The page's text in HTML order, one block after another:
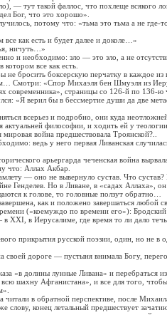
тут такой фаллос, что похлеще всякого
Бог, что это хорошо».
потому что: «тьма это тьма а не где-
как есть и будет далее и доколе…»
ничуть…»
и необходимо: зло — это зло, а не
все как есть.
бросить боксерскую перчатку в каждое из
Смотри: «Спор Михаэля бен Шмуэля из
страницы со 126-й по 136-ю
«Я верил бы в бессмертие души да две
всерьез и подробно, они куда
философии, и ходить ей у
война предшествовала Троянской?..
ведь у него первая Ливанская
арьергарда чеченская война
что: Аллах Акбар.
— оно не вывернуло сустав. Что
Генделев. Но в Ливане, в «садах Аллаха»,
к голове, то головные ползут обратно…
как и положено завершаться любой
(«коемуждо по времени его»):
в Иерусалиме, где время то ли дало
прикрытия русской поэзии, один, но не в
дороге — пустыня внимала Богу,
«в долины лунные Ливана» и перебраться
шахну Афганистана», и все для того,
в обратной перспективе, после
конец летальный предшествует